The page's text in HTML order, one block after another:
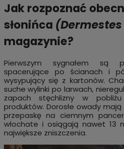
Jak rozpoznać
słonińca (
magazynie?
Pierwszym sygnałem są
spacerujące po ścianach i
wysypujący się z kartonów.
suche wylinki po larwach,
zapach stęchlizny w
produktów. Dorosłe owady
przepaskę na ciemnym
włochate i osiągają nawet
największe zniszczenia.